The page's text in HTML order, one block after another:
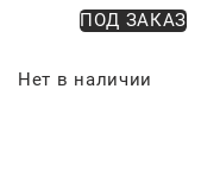
ПОД ЗАКАЗ
Нет в наличии